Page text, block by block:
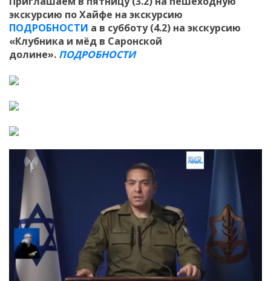
экскурсию по Хайфе на экскурсию
ПОДРОБНОСТИ а в субботу (4.2) на экскурсию
«Клубника и мёд в Саронской
долине». ПОДРОБНОСТИ